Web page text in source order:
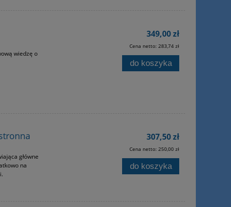
wiedzę o
349,00 zł
Cena netto: 283,74 zł
do koszyka
główne
na
307,50 zł
Cena netto: 250,00 zł
do koszyka